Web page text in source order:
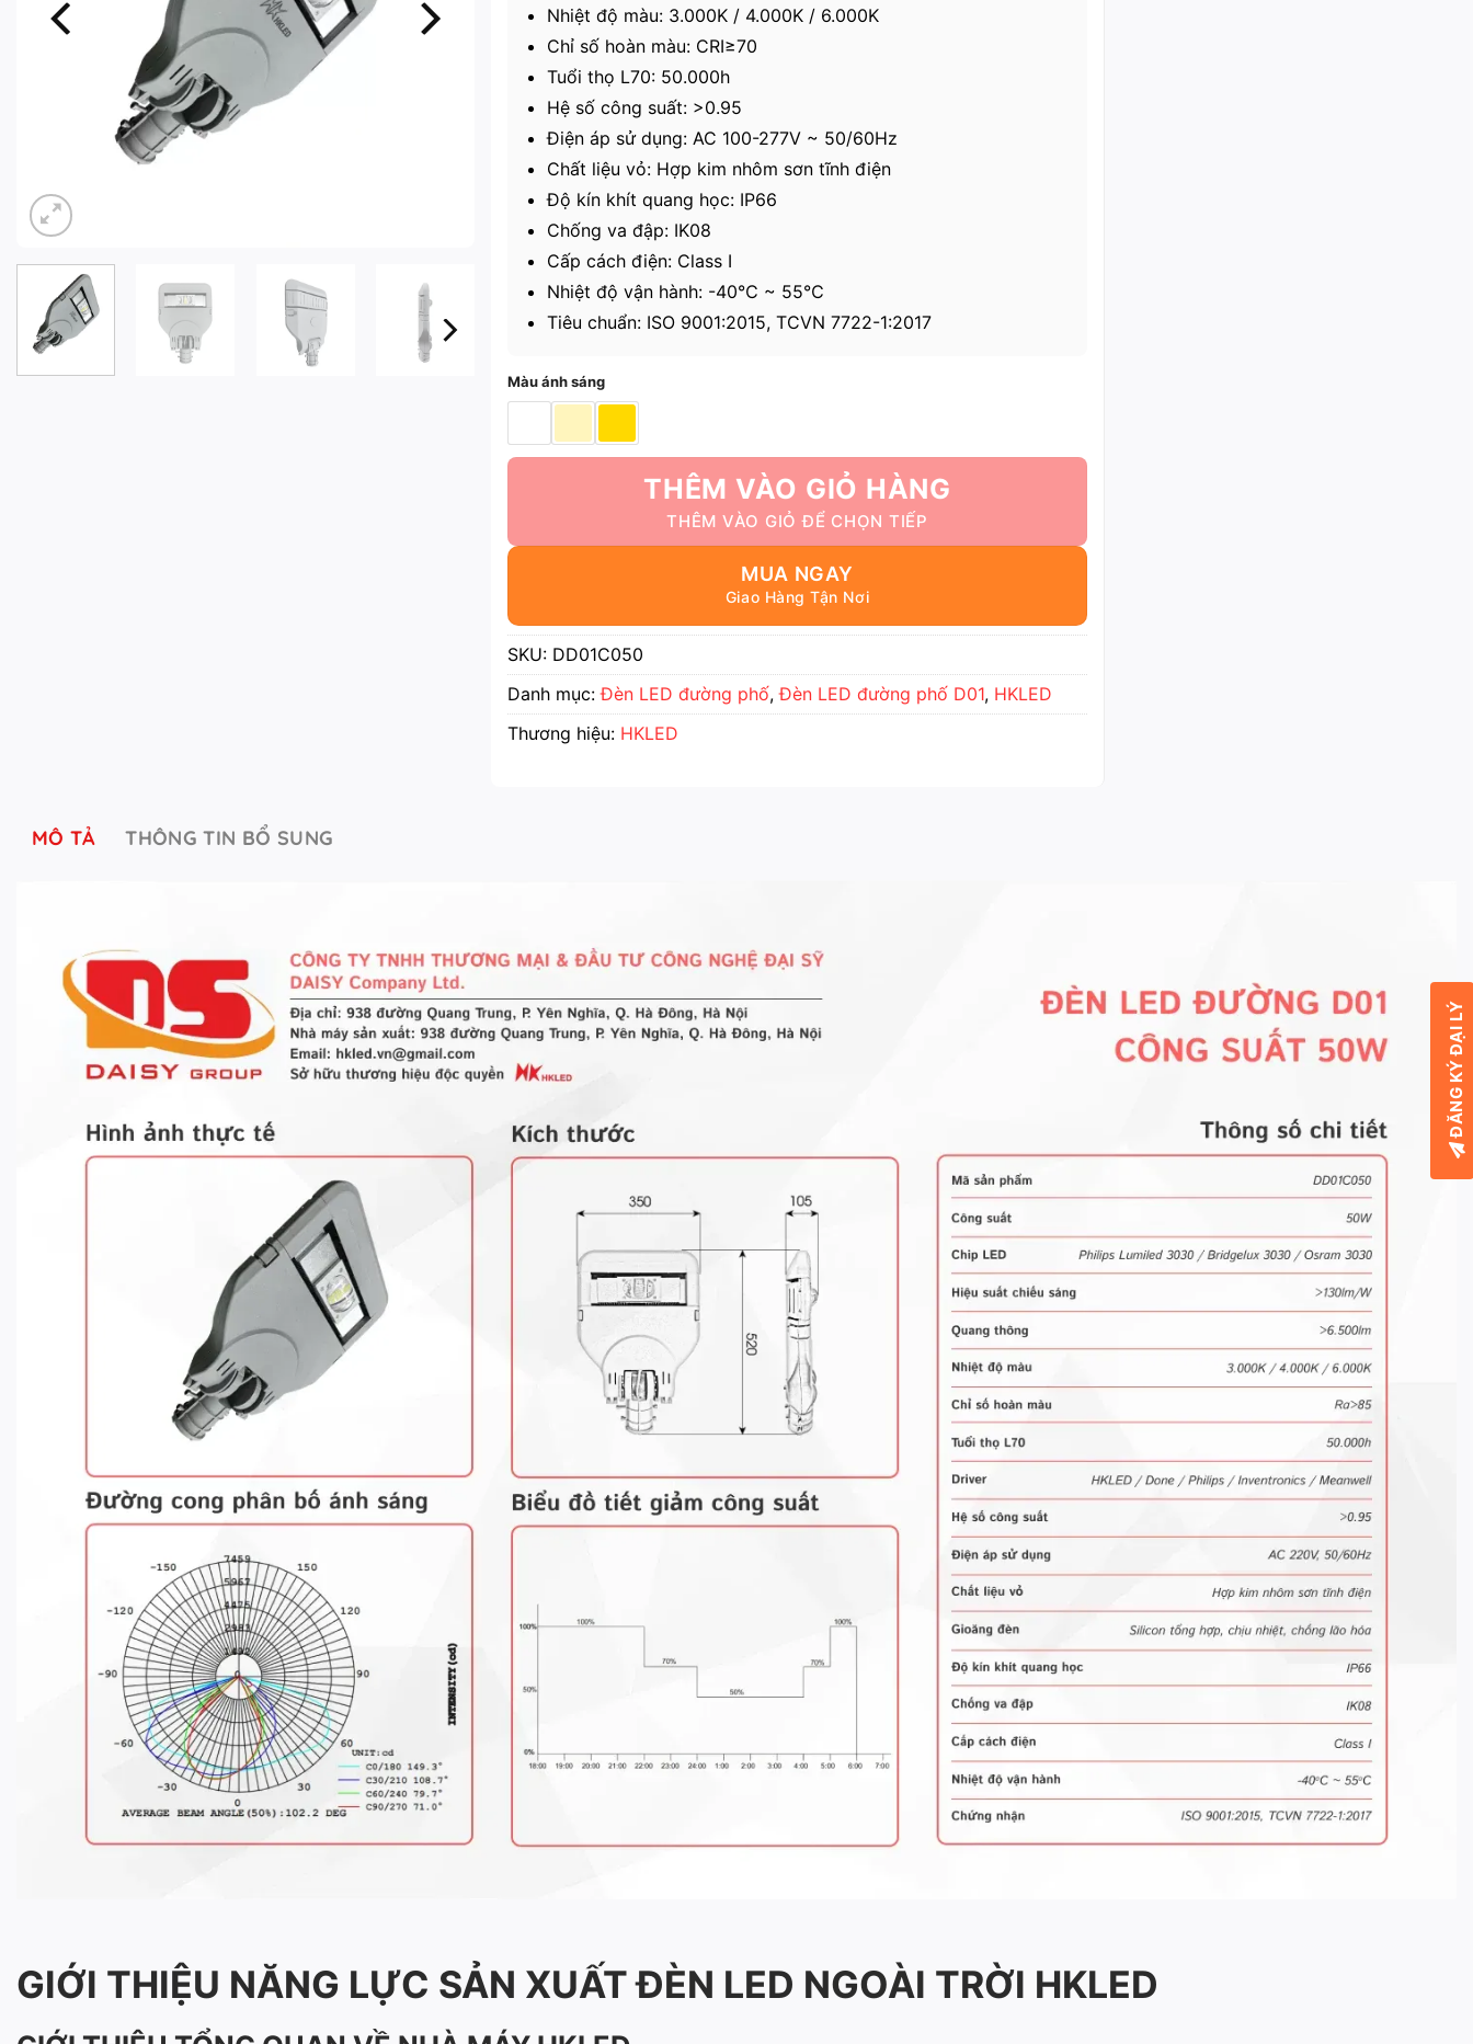
Nhiệt độ màu: 3.000K / 4.000K / 6.000K
Chỉ số hoàn màu: CRI≥70
Tuổi thọ L70: 50.000h
Hệ số công suất: >0.95
Điện áp sử dụng: AC 100-277V ~ 50/60Hz
Chất liệu vỏ: Hợp kim nhôm sơn tĩnh điện
Độ kín khít quang học: IP66
Chống va đập: IK08
Cấp cách điện: Class I
Nhiệt độ vận hành: -40℃ ~ 55℃
Tiêu chuẩn: ISO 9001:2015, TCVN 7722-1:2017
Màu ánh sáng
THÊM VÀO GIỎ HÀNG
MUA NGAY
SKU: DD01C050
Danh mục:Đèn LED đường phố,Đèn LED đường phố D01, HKLED
Thương hiệu: HKLED
MÔ TẢ THÔNG TIN BỔ SUNG
GIỚI THIỆU NĂNG LỰC SẢN XUẤT ĐÈN LED NGOÀI TRỜI HKLED
ĐĂNG KÝ ĐẠI LÝ